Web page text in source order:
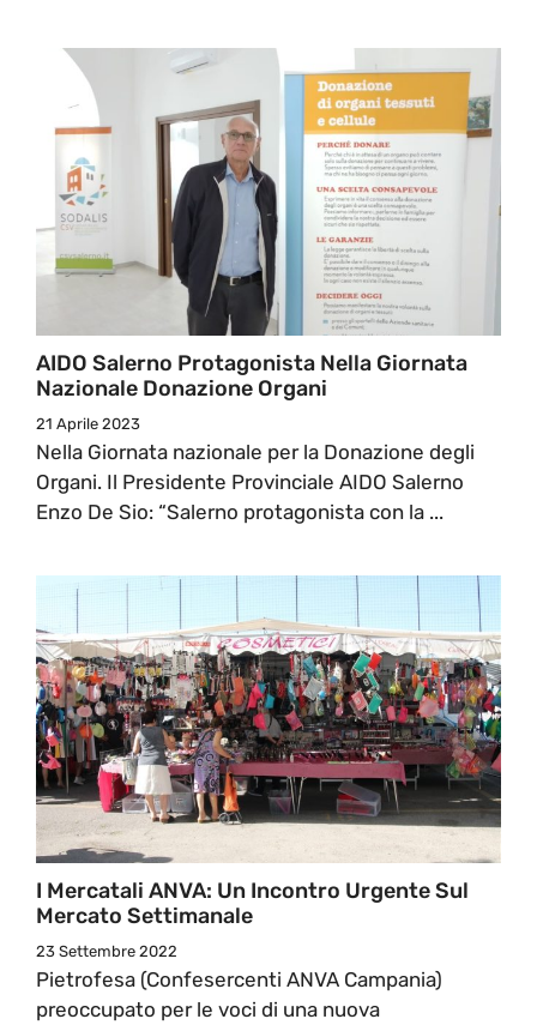
AIDO Salerno Protagonista Nella Giornata
Nazionale Donazione Organi
21 Aprile 2023
Nella Giornata nazionale per la Donazione degli
Organi. Il Presidente Provinciale AIDO Salerno
Enzo De Sio: “Salerno protagonista con la ...
I Mercatali ANVA: Un Incontro Urgente Sul
Mercato Settimanale
23 Settembre 2022
Pietrofesa (Confesercenti ANVA Campania)
preoccupato per le voci di una nuova